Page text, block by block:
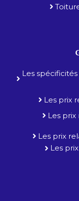
Les
Les prix
Les prix
Les prix
Les